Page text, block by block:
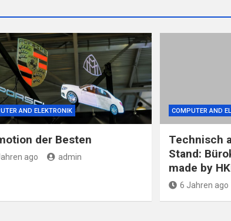
AND ELEKTRONIK
der Besten
ago admin
COMPUTER AND
Technisch
Stand:
made by
6 Jahren ago